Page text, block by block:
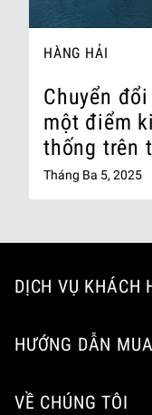
HÀNG HẢI
Chuyển
một điểm
thống trên
Tháng Ba 5, 2025
DỊCH VỤ KHÁCH
HƯỚNG DẪN
VỀ CHÚNG TÔI